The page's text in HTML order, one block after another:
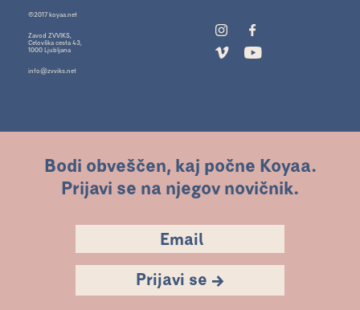
©2017 koyaa.net
Zavod ZVVIKS,
Celovška cesta 43,
1000 Ljubljana
info@zvviks.net
Bodi obveščen, kaj počne Koyaa.
Prijavi se na njegov novičnik.
Prijavi se →